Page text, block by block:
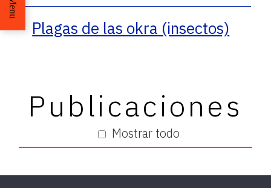
Plagas de las okra (insectos)
Mostrar todo
Publicaciones
Menu